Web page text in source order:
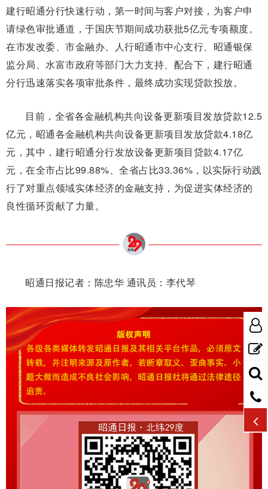
建行昭通分行快速行动，第一时间与客户对接，为客户申
请绿色审批通道，于国庆节期间成功获批5亿元专项额度。
在市发改委、市金融办、人行昭通市中心支行、昭通银保
监分局、水富市政府等部门大力支持、配合下，建行昭通
分行迅速落实各项审批条件，最终成功实现贷款投放。
目前，全省各金融机构共向设备更新项目发放贷款12.5
亿元，昭通各金融机构共向设备更新项目发放贷款4.18亿
元，其中，建行昭通分行发放设备更新项目贷款4.17亿
元，在全市占比99.88%、全省占比33.36%，以实际行动践
行了对重点领域实体经济的金融支持，为促进实体经济的
良性循环贡献了力量。
昭通日报记者：陈忠华 通讯员：李代琴